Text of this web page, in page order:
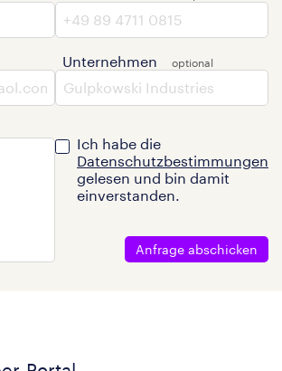
Unternehmen
Ich habe die
Datenschutzbestimmungen
gelesen und bin damit
einverstanden.
Anfrage abschicken